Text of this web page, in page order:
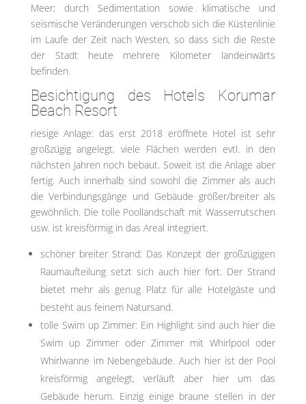
Meer; durch Sedimentation sowie klimatische und
seismische Veränderungen verschob sich die Küstenlinie
im Laufe der Zeit nach Westen, so dass sich die Reste
der Stadt heute mehrere Kilometer landeinwärts
befinden.
Besichtigung des Hotels Korumar
Beach Resort
riesige Anlage: das erst 2018 eröffnete Hotel ist sehr
großzügig angelegt, viele Flächen werden evtl. in den
nächsten Jahren noch bebaut. Soweit ist die Anlage aber
fertig. Auch innerhalb sind sowohl die Zimmer als auch
die Verbindungsgänge und Gebäude größer/breiter als
gewöhnlich. Die tolle Poollandschaft mit Wasserrutschen
usw. ist kreisförmig in das Areal integriert.
schöner breiter Strand: Das Konzept der großzügigen
Raumaufteilung setzt sich auch hier fort. Der Strand
bietet mehr als genug Platz für alle Hotelgäste und
besteht aus feinem Natursand.
tolle Swim up Zimmer: Ein Highlight sind auch hier die
Swim up Zimmer oder Zimmer mit Whirlpool oder
Whirlwanne im Nebengebäude. Auch hier ist der Pool
kreisförmig angelegt, verläuft aber hier um das
Gebäude herum. Einzig einige braune stellen in der